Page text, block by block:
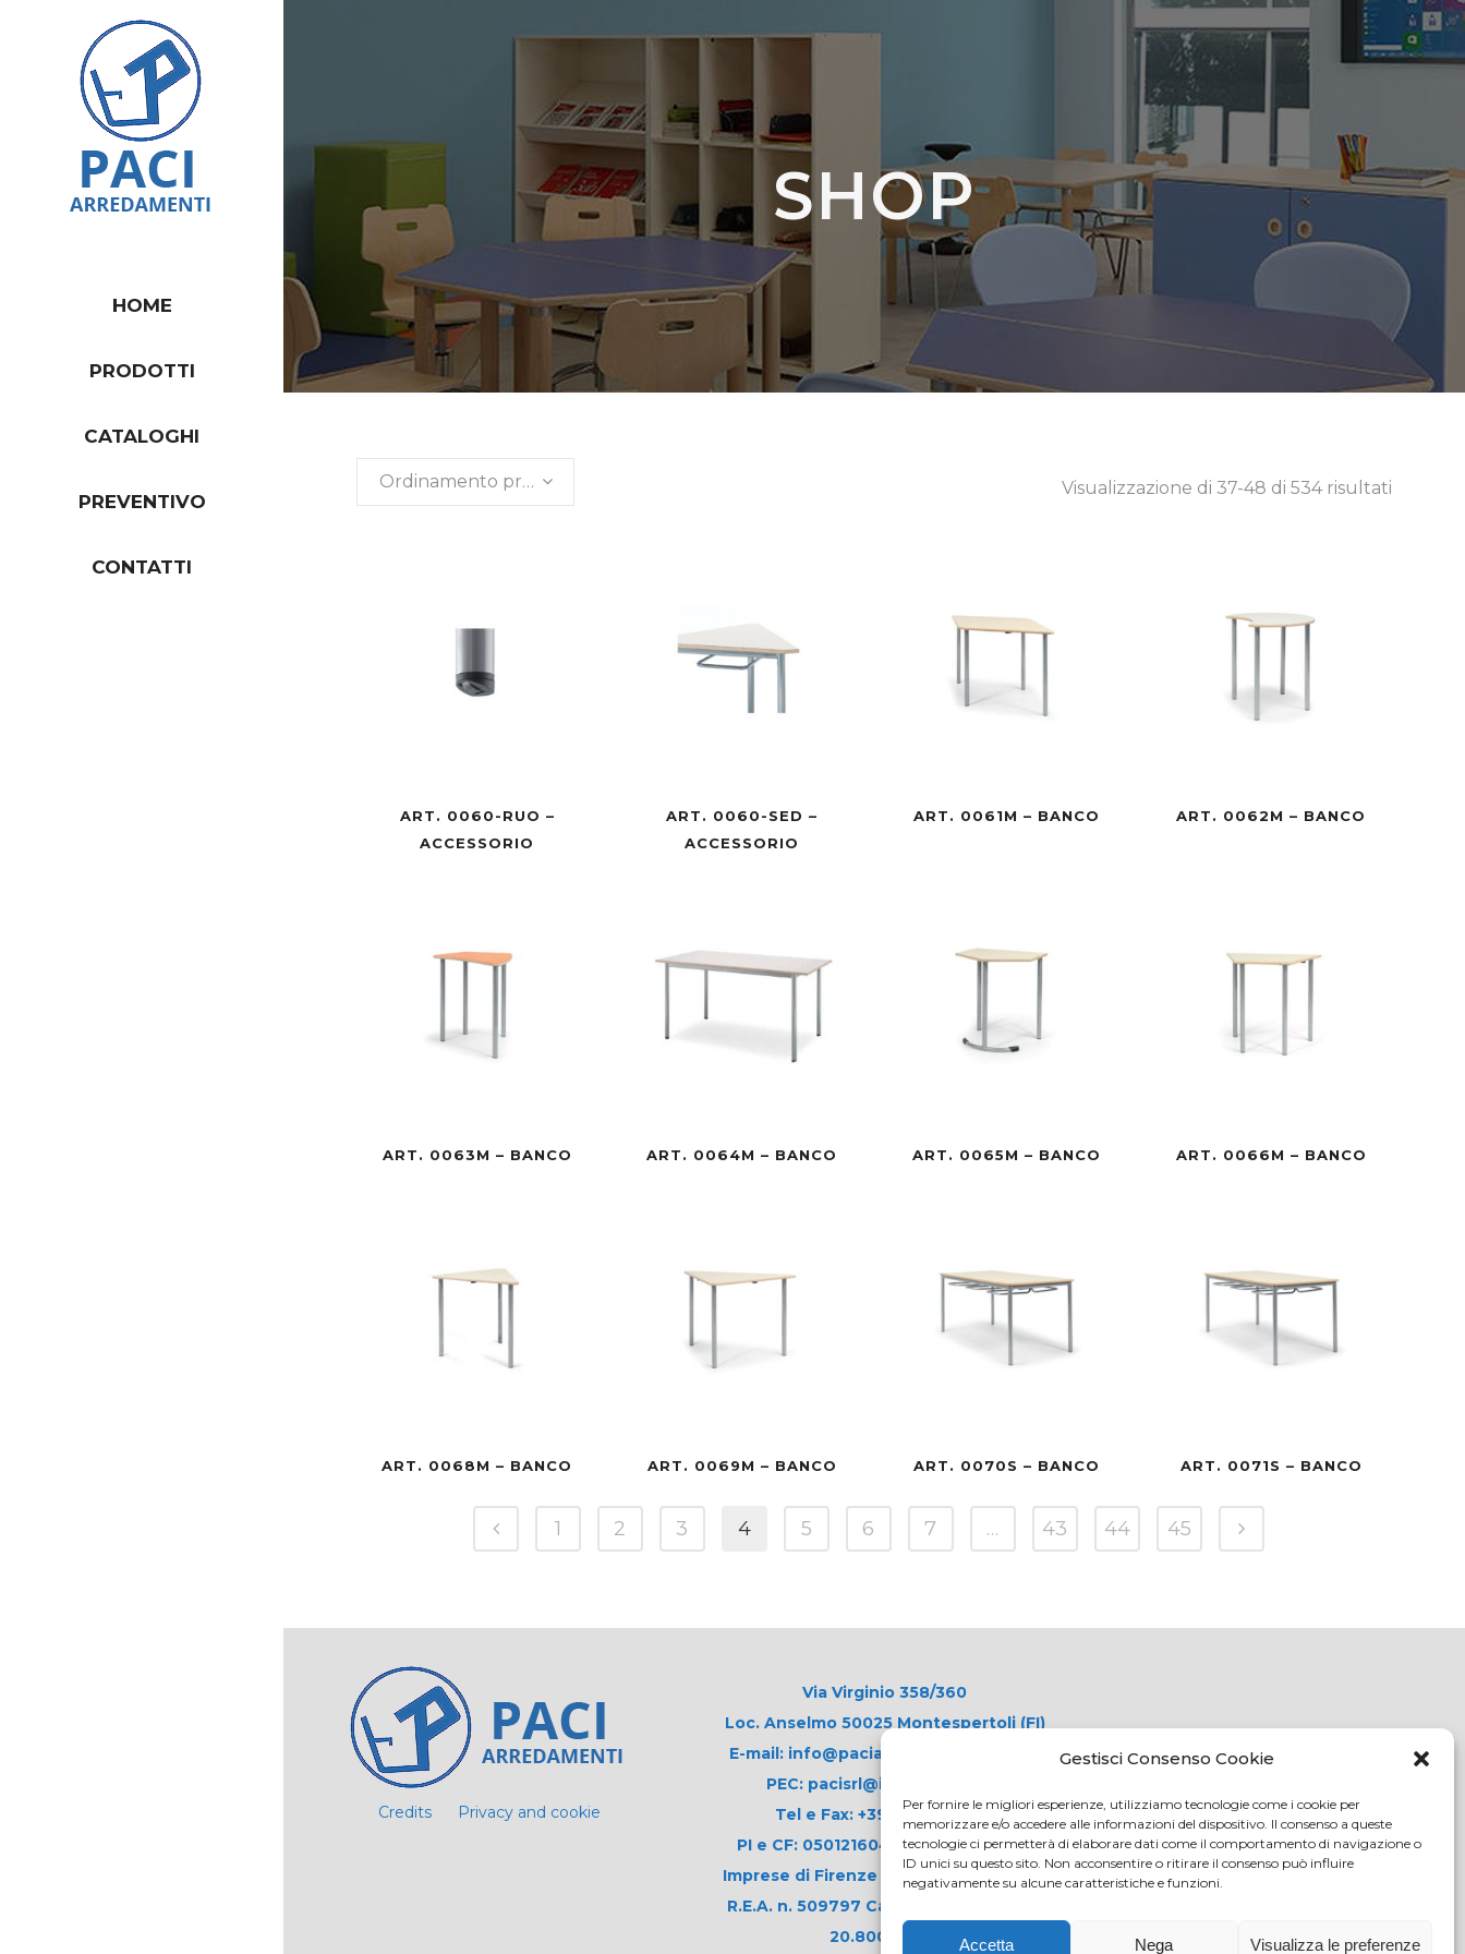
Gestisci Consenso Cookie
Per fornire le migliori esperienze, utilizziamo tecnologie come i cookie per
memorizzare e/o accedere alle informazioni del dispositivo. Il consenso a queste
tecnologie ci permetterà di elaborare dati come il comportamento di navigazione o
ID unici su questo sito. Non acconsentire o ritirare il consenso può influire
negativamente su alcune caratteristiche e funzioni.
Accetta Nega Visualizza le preferenze
HOME
PRODOTTI
CATALOGHI
PREVENTIVO
CONTATTI
SHOP
Visualizzazione di 37-48 di 534 risultati
Ordinamento predefinito
ART. 0060-RUO –
ACCESSORIO
ART. 0060-SED –
ACCESSORIO
ART. 0061M – BANCO ART. 0062M – BANCO
ART. 0063M – BANCO ART. 0064M – BANCO ART. 0065M – BANCO ART. 0066M – BANCO
ART. 0068M – BANCO ART. 0069M – BANCO ART. 0070S – BANCO ART. 0071S – BANCO
1 2 3 4 5 6 7 … 43 44 45
Credits Privacy and cookie
Via Virginio 358/360
Loc. Anselmo 50025 Montespertoli (FI)
E-mail: info@paciarrediscolastici.com
PEC: pacisrl@interfreepec.it
Tel e Fax: +39 0571 675108
PI e CF: 05012160486 Registro delle
Imprese di Firenze (già n. 10614/2000) -
R.E.A. n. 509797 Capitale Sociale Euro
20.800,00 i.v.